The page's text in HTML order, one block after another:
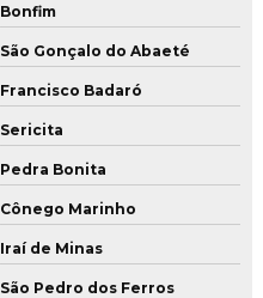
Bonfim
São Gonçalo do Abaeté
Francisco Badaró
Sericita
Pedra Bonita
Cônego Marinho
Iraí de Minas
São Pedro dos Ferros